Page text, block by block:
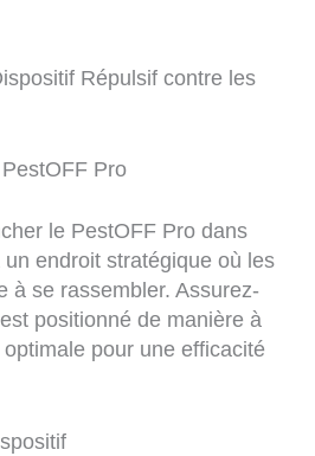
Répulsif contre les
Pro
le PestOFF Pro dans
endroit stratégique où les
à se rassembler. Assurez-
positionné de manière à
pour une efficacité